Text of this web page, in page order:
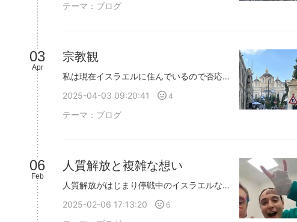
テーマ： ブログ
03
Apr
宗教観
私は現在イスラエルに住んでいるので否応なく『宗教』というものが身近になります私自身は、特に信仰する宗教もなくだからといって宗教を胡散臭いとも別に思いませんわからないものはわからないしわからないくせにあれこれ論評することなどできませんが信じる人と話しながら私には理解のできない世界だと、思いました最近、ある友人と話していたらどうやら彼女は神（＝ジーザス）は信じるが宗教としてではないというところにたどり着いたらしいのですそれならそれでいいのですが、彼女によるとほかの宗教はサタンの仕業というところに帰結してしまう最近のスピリチュアルもヨガも日本の八百万の神々も宇宙も人間が神を信じないように陥れている サタンの仕業というロジックに帰結します彼女がその協議を信じ神を信じ心が救われたのならそれでいいと思うのですだけど私にとっては全く腑に落ちない否定を全くすることなく興味深く聞きましたが聞けば聞くほど全然信じられないのです他の宗教はサタン神はLGBTQを認めず輪廻転生はなくジーザスを信じたものだけが天国に行けるもうこれだけで謎なのです細かく現代に照らし合わせてくれても全然納得できない事前知識として戒律を重視したユダヤ教ユダヤ教徒の中から戒律を遵守することよりも『愛』を説いたのがイエス・キリストと、私は理解しています『愛』を説いた人（人じゃない？）が他の宗教を否定するのだろうか？愛が大切ならありのままを受容するんじゃないのかな？天国、地獄って何？ジーザスを信じたものだけが天国？つまり、仏教を信じたり、信仰している宗教がないのならば心穏やかに健やかに自分にも人にも優しくした人でも地獄に行くということになる私は禅の教えが好きだしガンジーの言葉も心に響くし仏教の教義も好き自分の心が荒むようなことは自分にも他人にも極力しないようにするし聖人君子であるわけないけど悪人ではない（と思う）でも、彼女の信じるロジックに従うと私は地獄行き決定なのです亡き父も母も地獄にいるのです彼女は宗教ではなくジーザスと直接繋がっていると言っていますがものすごく宗教的に感じましただって排他的ですからねでもね彼女が幸せを感じられるなら良かったな・・・と思います結局は何を信じようが信じまいが自分が真理だと感じ心が安らかになれればそれでいいのだと思いますそれが宗教であろうとスピリチュアルであろうとデータであろうとそれこそ自分の心が指針になるのだと思います
2025-04-03 09:20:41
4
テーマ： ブログ
06
Feb
人質解放と複雑な想い
人質解放がはじまり停戦中のイスラエルなんと言って良いか言葉が浮かばないのですが 人質解放、停戦ばんざーいではないのです解放される人たちは生きてる人もご遺体となられた方も含めての解放です愛する誰かが生きて帰ってくる人かどうかはわからないなかで人質解放は進んでいます生きて帰ってきてやっとやっと大切なご家族の元に帰れたそういうドラマが目の前にあり喜びと捉えられた時間の重さ苦しくて嬉しい指を失っていた女性も帰って来ました指を失った若い女性は解放を伝えられた時共に過ごしていた老齢で肋骨が折れている人質男性を先に返してくださいと、頼んだそうですその願いは叶えられませんでしたが過酷な中で人を思いやれる彼女に心を打たれました『人は絶望の中でも希望を持てる』という言葉を思い出しましたこれは腕と足を吹き飛ばされハマスに連れ去られ殺害されてしまった男性のお母様の言葉です胸に深く深く沁みてます私はこの地で死と生の生々しさを感じ明日が見えない運命の中に生きる人たちの壮絶な美しさを目の当たりにしています
2025-02-06 17:13:20
6